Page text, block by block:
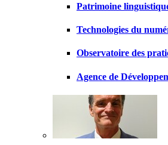
Patrimoine
Technologies du
Observatoire des
Agence de